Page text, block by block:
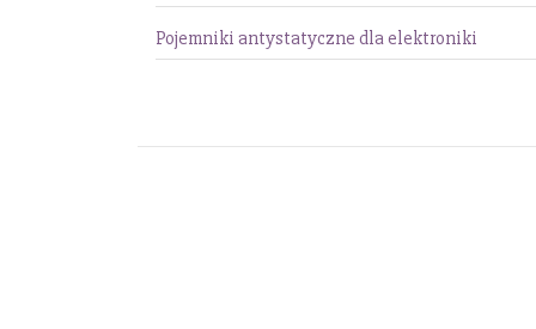
Pojemniki antystatyczne dla elektroniki